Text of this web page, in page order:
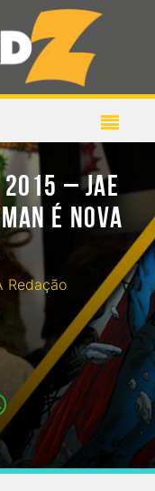
2015 – JAE
É NOVA
Redação